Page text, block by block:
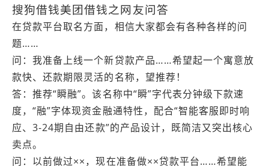
搜狗借钱美团借钱之网友问答
在贷款平台取名方面，相信大家都会有各种各样的问
题……
问：我准备上线一个新贷款产品……希望起一个寓意放
款快、还款期限灵活的名称，望推荐！
答：推荐“瞬融”。该名称中“瞬”字代表分钟级下款速
度，“融”字体现资金融通特性，配合“智能客服即时响
应、3-24期自由还款”的产品设计，既简洁又突出核心
卖点。
问：以前做过××，现在准备做××贷款平台……希望能